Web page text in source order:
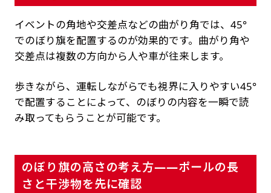
イベントの角地や交差点などの曲がり角では、45°
でのぼり旗を配置するのが効果的です。曲がり角や
交差点は複数の方向から人や車が往来します。
歩きながら、運転しながらでも視界に入りやすい45°
で配置することによって、のぼりの内容を一瞬で読
み取ってもらうことが可能です。
のぼり旗の高さの考え方——ポールの長
さと干渉物を先に確認